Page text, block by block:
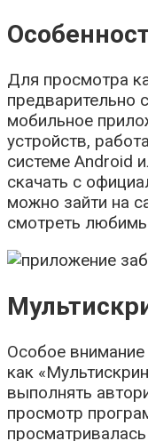
Для просмотра
предварительно
мобильное
устройств,
системе Android
скачать с
можно зайти на
смотреть
Особое внимание
как
выполнять
просмотр